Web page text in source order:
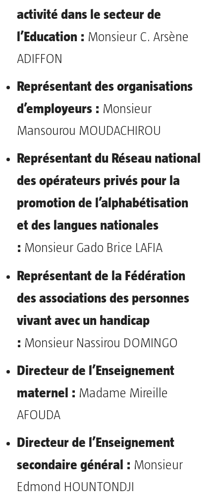
activité dans le secteur de
l’Education : Monsieur C. Arsène
ADIFFON
Représentant des organisations
d’employeurs : Monsieur
Mansourou MOUDACHIROU
Représentant du Réseau national
des opérateurs privés pour la
promotion de l’alphabétisation
et des langues nationales
: Monsieur Gado Brice LAFIA
Représentant de la Fédération
des associations des personnes
vivant avec un handicap
: Monsieur Nassirou DOMINGO
Directeur de l’Enseignement
maternel : Madame Mireille
AFOUDA
Directeur de l’Enseignement
secondaire général : Monsieur
Edmond HOUNTONDJI